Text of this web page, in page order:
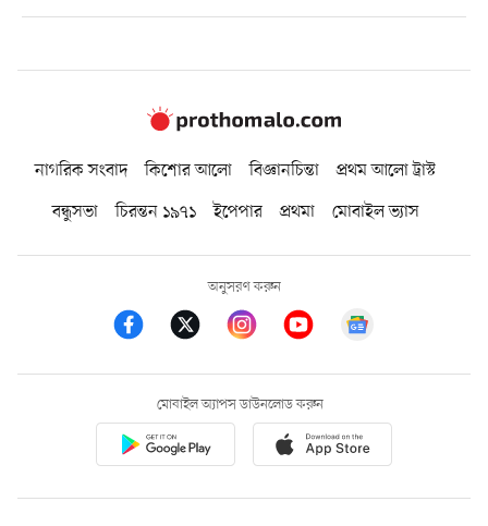
নাগরিক সংবাদ কিশোর আলো বিজ্ঞানচিন্তা
প্রথম আলো ট্রাস্ট
বন্ধুসভা
চিরন্তন ১৯৭১ ইপেপার প্রথমা মোবাইল ভ্যাস
অনুসরণ করুন
মোবাইল অ্যাপস ডাউনলোড করুন